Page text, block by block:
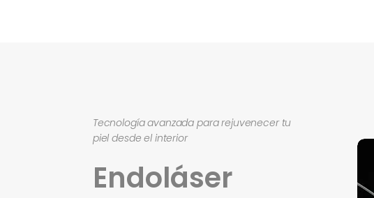
Tecnología avanzada para rejuvenecer tu
piel desde el interior
Endoláser